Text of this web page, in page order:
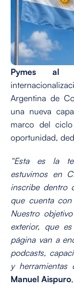
Pymes al
Argentina de
una nueva
marco del ciclo
oportunidad,
“Esta es la
estuvimos en
inscribe dentro
que cuenta
Nuestro
exterior, que
página van a
podcasts,
y herramientas
Manuel Aispuro